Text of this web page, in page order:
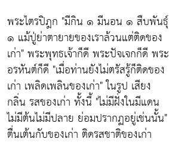
พระไตรปิฎก "มีกิน ๑ มีนอน ๑ สืบพันธุ์
๑ แม้ปู่ย่าตายายของเราล้วนแต่ติดของ
เก่า" พระพุทธเจ้าก็ดี พระปัจเจกก็ดี พระ
อรหันต์ก็ดี "เมื่อท่านยังไม่ตรัสรู้ก็ติดของ
เก่า เพลิดเพลินของเก่า" ในรูป เสียง
กลิ่น รสของเก่า ทั้งนี้ "ไม่มีฝั่งในมีแดน
ไม่มีต้นไม่มีปลาย ย่อมปรากฏอยู่เช่นนั้น"
ตื่นเต้นกับของเก่า ติดรสชาติของเก่า